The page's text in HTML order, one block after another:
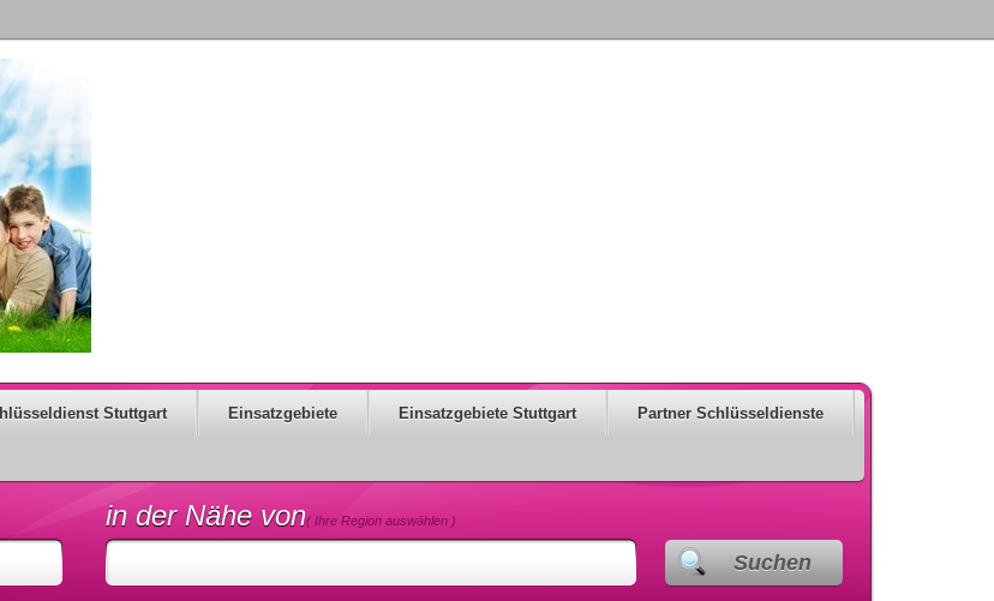
Stuttgart Einsatzgebiete Einsatzgebiete Stuttgart Partner Schlüsseldienste
in der Nähe von( Ihre Region auswählen )
Suchen